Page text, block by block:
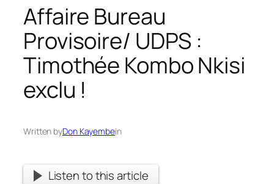
Affaire Bureau
Provisoire/ UDPS :
Timothée Kombo Nkisi
exclu !
Written byDon Kayembein
Listen to this article